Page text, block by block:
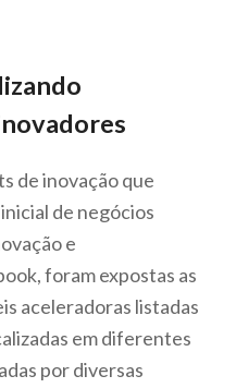
de inovação que
de negócios
e
foram expostas as
aceleradoras listadas
em diferentes
por diversas